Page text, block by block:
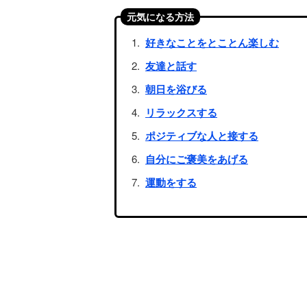
元気になる方法
好きなことをとことん楽しむ
友達と話す
朝日を浴びる
リラックスする
ポジティブな人と接する
自分にご褒美をあげる
運動をする